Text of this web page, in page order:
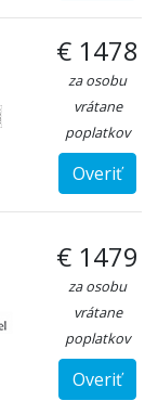
€ 1478
za osobu
vrátane
poplatkov
Overiť
€ 1479
za osobu
vrátane
poplatkov
Overiť